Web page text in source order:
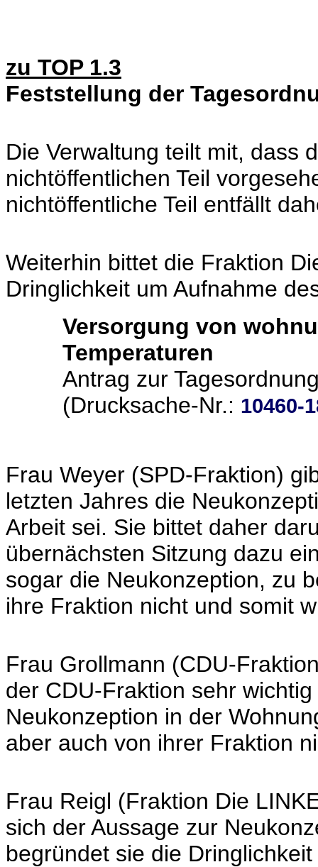
zu TOP 1.3
Feststellung der
Die Verwaltung teilt mit, dass
nichtöffentlichen Teil
nichtöffentliche Teil entfällt
Weiterhin bittet die Fraktion
Dringlichkeit um Aufnahme
Versorgung von
Temperaturen
Antrag zur
(Drucksache-Nr.: 10460-
Frau Weyer (SPD-Fraktion)
letzten Jahres die
Arbeit sei. Sie bittet daher
übernächsten Sitzung dazu
sogar die Neukonzeption, zu
ihre Fraktion nicht und somit
Frau Grollmann (CDU-
der CDU-Fraktion sehr
Neukonzeption in der
aber auch von ihrer Fraktion
Frau Reigl (Fraktion Die
sich der Aussage zur
begründet sie die